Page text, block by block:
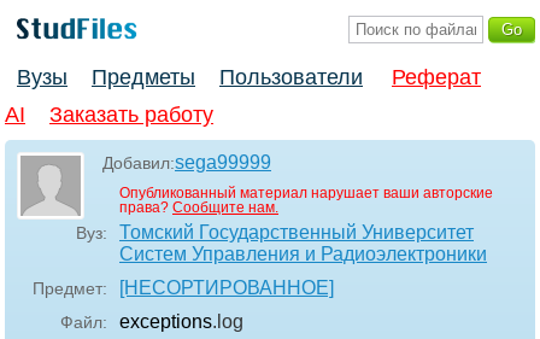
Вузы Предметы Пользователи
Реферат
AI
Заказать работу
Добавил:sega99999
Опубликованный материал нарушает ваши авторские
права? Сообщите нам.
Вуз:
Томский Государственный Университет
Систем Управления и Радиоэлектроники
Предмет: [НЕСОРТИРОВАННОЕ]
Файл: exceptions.log